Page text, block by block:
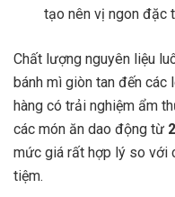
tạo nên vị ngon đặc
Chất lượng nguyên liệu
bánh mì giòn tan đến các
hàng có trải nghiệm ẩm
các món ăn dao động từ
mức giá rất hợp lý so với
tiệm.